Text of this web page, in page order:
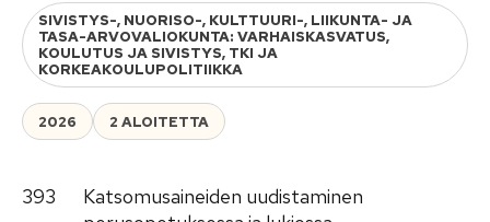
SIVISTYS-, NUORISO-, KULTTUURI-, LIIKUNTA- JA
TASA-ARVOVALIOKUNTA: VARHAISKASVATUS,
KOULUTUS JA SIVISTYS, TKI JA
KORKEAKOULUPOLITIIKKA
2026 2 ALOITETTA
393
Katsomusaineiden uudistaminen